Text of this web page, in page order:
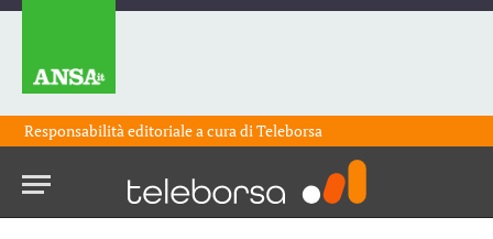
Responsabilità editoriale a cura diTeleborsa